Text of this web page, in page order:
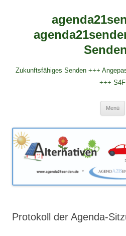
Zukunftsfähiges Senden +++
+++ S4F
Menü
Protokoll der Agenda-